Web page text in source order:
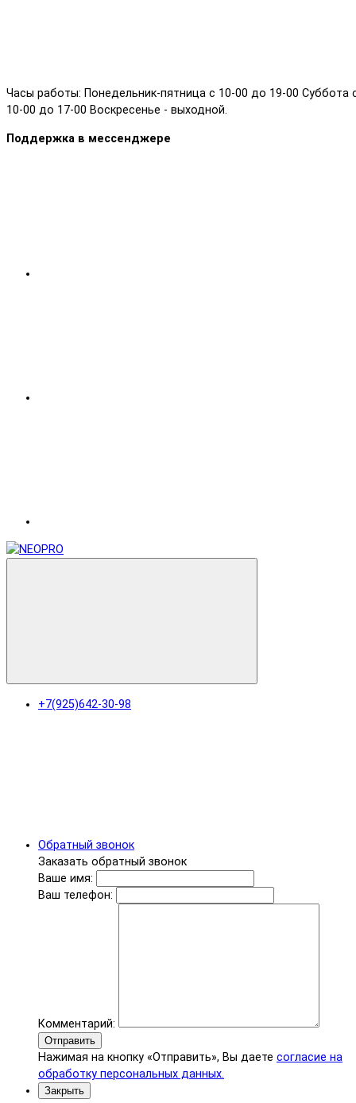
Часы работы: Понедельник-пятница с 10-00 до 19-00 Суббота
10-00 до 17-00 Воскресенье - выходной.
Поддержка в мессенджере
+7(925)642-30-98
Обратный звонок
Заказать обратный звонок
Ваше имя:
Ваш телефон:
Комментарий:
Отправить
Нажимая на кнопку «Отправить», Вы даете согласие на
обработку персональных данных.
Закрыть